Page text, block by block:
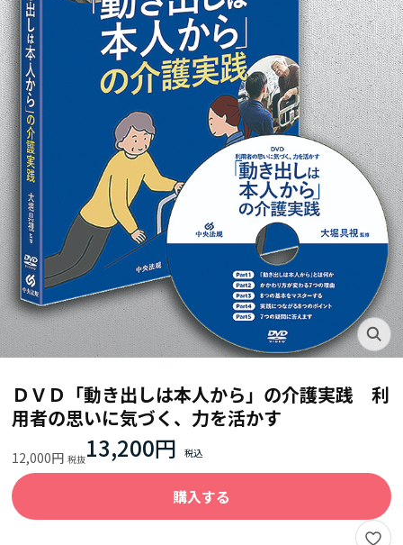
ＤＶＤ「動き出しは本人から」の介護実践 利
用者の思いに気づく、力を活かす
12,000円 13,200円
購入する